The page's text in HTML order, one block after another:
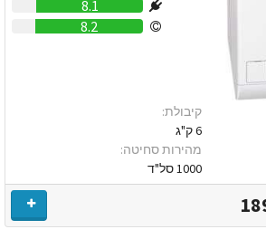
8.1
8.2
קיבולת:
6 ק"ג
מהירות סחיטה:
1000 סל"ד